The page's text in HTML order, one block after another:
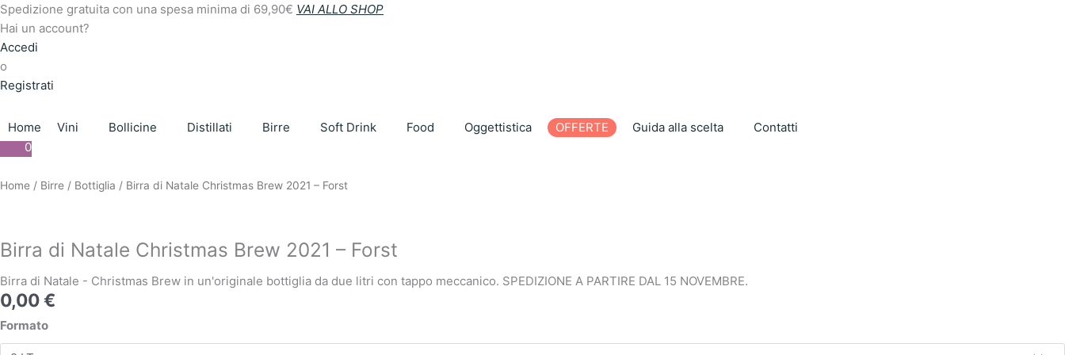
Vai
al
contenuto
Spedizione gratuita con una spesa minima di 69,90€ VAI ALLO SHOP
Hai un account?
Accedi
o
Registrati
Home Vini Bollicine Distillati Birre Soft Drink Food Oggettistica OFFERTE Guida alla scelta
Contatti
0
Home / Birre / Bottiglia / Birra di Natale Christmas Brew 2021 – Forst
Birra di Natale Christmas Brew 2021 – Forst
Birra di Natale - Christmas Brew in un'originale bottiglia da due litri con tappo meccanico. SPEDIZIONE A PARTIRE DAL 15 NOVEMBRE.
0,00€
Formato
Birra
Christmas
Brew
2021
-
Forst
Questo
più
varianti.
Le
Questo
più
varianti.
Le
Questo
più
varianti.
Le
Questo
più
varianti.
Le
Search
...